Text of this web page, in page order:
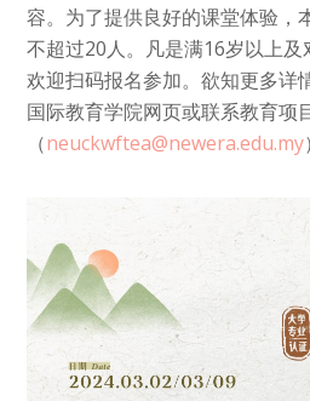
容。为了提供良好的课堂体验，
不超过20人。凡是满16岁以上及
欢迎扫码报名参加。欲知更多详
国际教育学院网页或联系教育项
（neuckwftea@newera.edu.my
1 / 1